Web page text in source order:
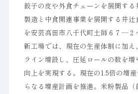
餃子の皮や外食チェーンを展開す
製造と中食関連事業を展開する井
を安芸高田市八千代町土師６７―２
新工場では、現在の生産体制に加え
ライン増設し、圧延ロールの数を
向上を実現する。現在の1.5倍の増
らなる増産計画を推進。米粉製品